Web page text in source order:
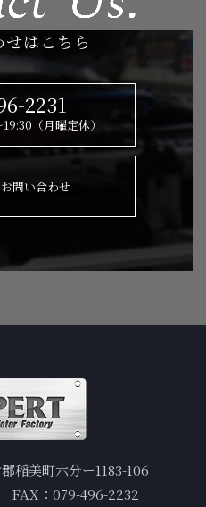
はこちら
2231
（月曜定休）
問い合わせ
稲美町六分ー1183-106
FAX：079-496-2232